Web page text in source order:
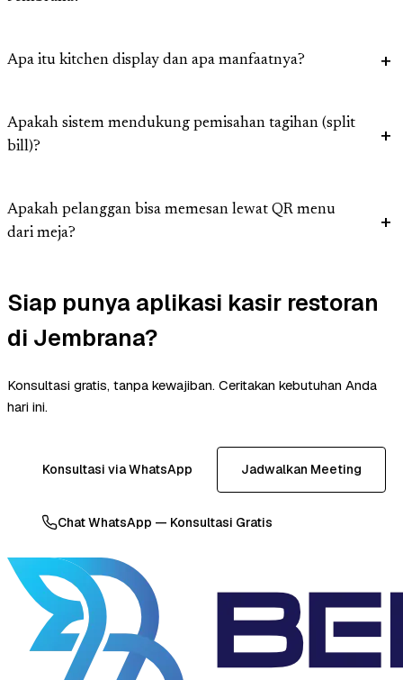
Apa itu kitchen display dan apa manfaatnya?
Apakah sistem mendukung pemisahan tagihan (split
bill)?
Apakah pelanggan bisa memesan lewat QR menu
dari meja?
Siap punya aplikasi kasir restoran
di Jembrana?
Konsultasi gratis, tanpa kewajiban. Ceritakan kebutuhan Anda
hari ini.
Konsultasi via WhatsApp Jadwalkan Meeting
Chat WhatsApp — Konsultasi Gratis